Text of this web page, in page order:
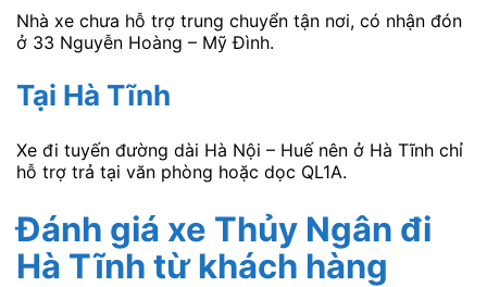
Nhà xe chưa hỗ trợ trung chuyển tận nơi, có nhận đón
ở 33 Nguyễn Hoàng – Mỹ Đình.
Tại Hà Tĩnh
Xe đi tuyến đường dài Hà Nội – Huế nên ở Hà Tĩnh chỉ
hỗ trợ trả tại văn phòng hoặc dọc QL1A.
Đánh giá xe Thủy Ngân đi
Hà Tĩnh từ khách hàng